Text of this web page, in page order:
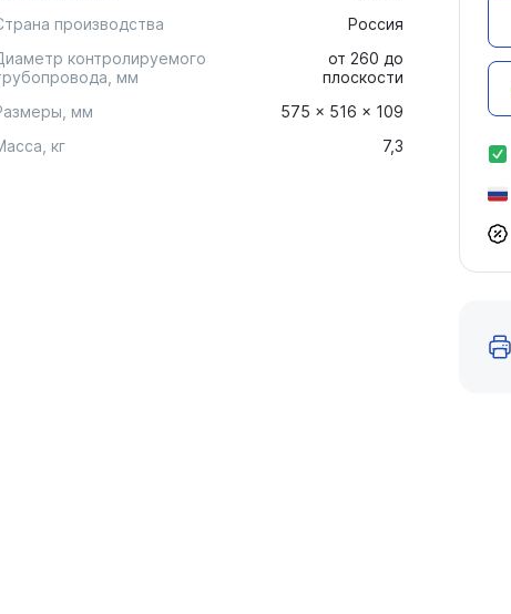
производства
Россия
контролируемого
мм
от 260 до
плоскости
мм
575 × 516 × 109
кг
7,3